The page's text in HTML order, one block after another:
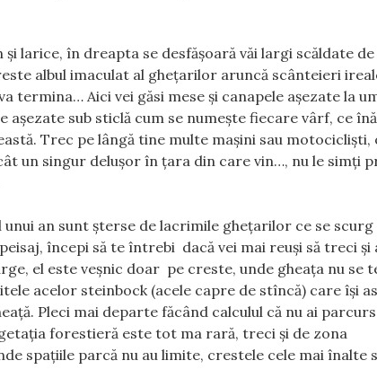
larice, în dreapta se desfăşoară văi largi scăldate
albul imaculat al gheţarilor aruncă scânteieri
termina… Aici vei găsi mese şi canapele aşezate la
sub sticlă cum se numeşte fiecare vârf, ce
Trec pe lângă tine multe maşini sau motociclişti,
un singur deluşor în ţara din care vin…, nu le simţi
an sunt şterse de lacrimile gheţarilor ce se
începi să te întrebi dacă vei mai reuşi să treci şi
el este veşnic doar pe creste, unde gheaţa nu se
acelor steinbock (acele capre de stîncă) care îşi
Pleci mai departe făcând calculul că nu ai
forestieră este tot ma rară, treci şi de zona
spaţiile parcă nu au limite, crestele cele mai înalte